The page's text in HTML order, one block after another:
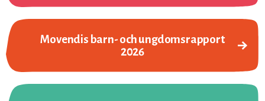
Movendis barn- och ungdomsrapport
2026